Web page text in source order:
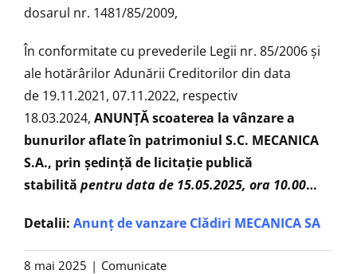
dosarul nr. 1481/85/2009,
În conformitate cu prevederile Legii nr. 85/2006 şi
ale hotărârilor Adunării Creditorilor din data
de 19.11.2021, 07.11.2022, respectiv
18.03.2024, ANUNŢĂ scoaterea la vânzare a
bunurilor aflate în patrimoniul S.C. MECANICA
S.A., prin ședință de licitaţie publică
stabilită pentru data de 15.05.2025, ora 10.00…
Detalii: Anunț de vanzare Clădiri MECANICA SA
8 mai 2025 | Comunicate